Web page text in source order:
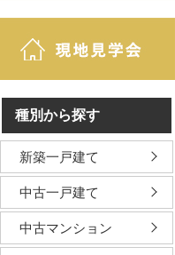
種別から探す
新築一戸建て
中古一戸建て
中古マンション